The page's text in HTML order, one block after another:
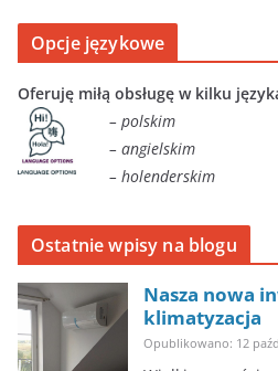
Opcje językowe
Oferuję miłą obsługę w kilku
– polskim
– angielskim
– holenderskim
Ostatnie wpisy na blogu
Nasza nowa
klimatyzacja
Opublikowano: 12